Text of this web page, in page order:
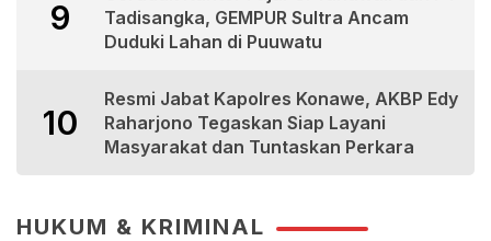
9
Tadisangka, GEMPUR Sultra Ancam
Duduki Lahan di Puuwatu
10
Resmi Jabat Kapolres Konawe, AKBP Edy
Raharjono Tegaskan Siap Layani
Masyarakat dan Tuntaskan Perkara
HUKUM & KRIMINAL